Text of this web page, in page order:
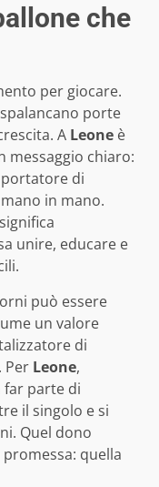
che
per giocare.
porte
A Leone è
messaggio chiaro:
di
in mano.
unire, educare e
può essere
un valore
di
Per Leone,
parte di
il singolo e si
Quel dono
quella